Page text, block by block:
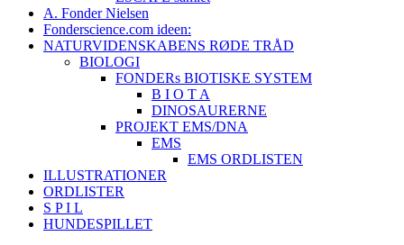
A. Fonder Nielsen
Fonderscience.com ideen:
NATURVIDENSKABENS RØDE TRÅD
BIOLOGI
FONDERs BIOTISKE SYSTEM
B I O T A
DINOSAURERNE
PROJEKT EMS/DNA
EMS
EMS ORDLISTEN
ILLUSTRATIONER
ORDLISTER
S P I L
HUNDESPILLET